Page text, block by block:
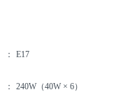
E17
240W（40W × 6）